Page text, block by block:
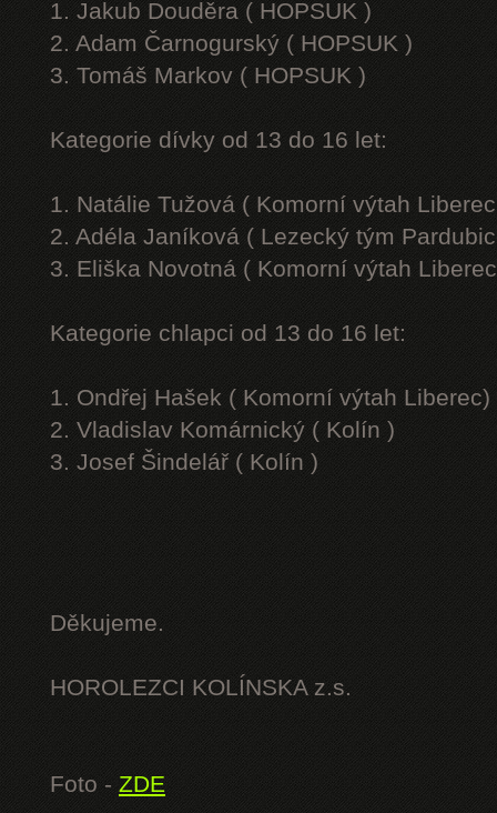
1. Jakub Douděra ( HOPSUK )
2. Adam Čarnogurský ( HOPSUK )
3. Tomáš Markov ( HOPSUK )
Kategorie dívky od 13 do 16 let:
1. Natálie Tužová ( Komorní výtah
2. Adéla Janíková ( Lezecký tým
3. Eliška Novotná ( Komorní výtah
Kategorie chlapci od 13 do 16 let:
1. Ondřej Hašek ( Komorní výtah Liberec)
2. Vladislav Komárnický ( Kolín )
3. Josef Šindelář ( Kolín )
Děkujeme.
HOROLEZCI KOLÍNSKA z.s.
Foto - ZDE